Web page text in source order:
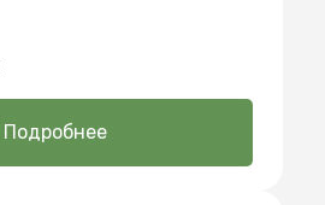
Подробнее